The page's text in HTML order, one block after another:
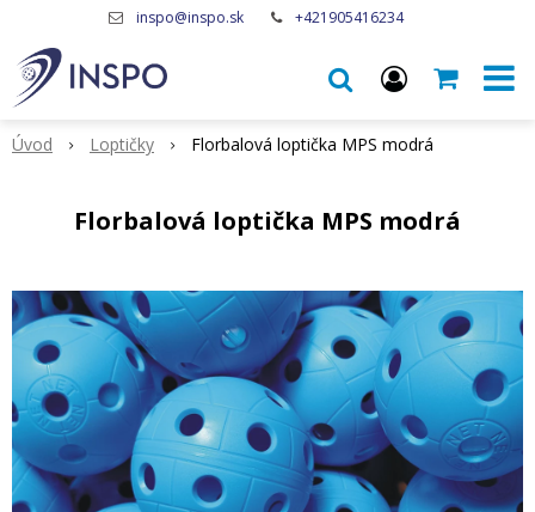
inspo@inspo.sk +421905416234
Úvod Loptičky Florbalová loptička MPS modrá
Florbalová loptička MPS modrá